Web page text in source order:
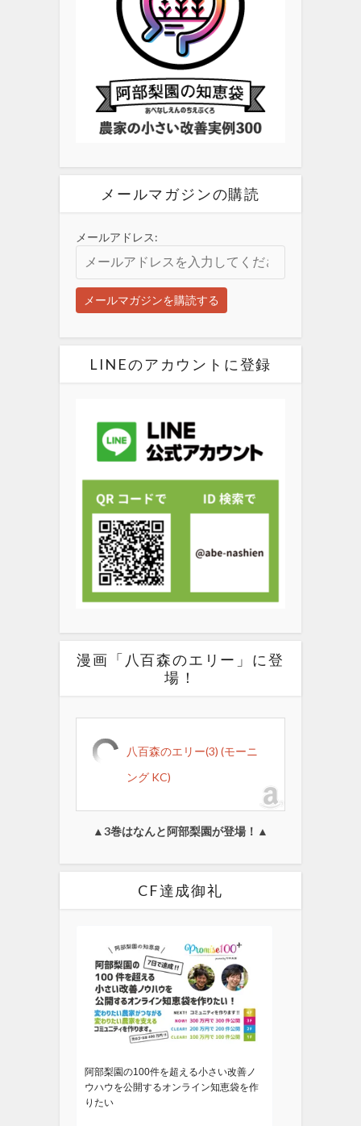
メールマガジンの購読
メールアドレス:
LINEのアカウントに登録
漫画「八百森のエリー」に登
場！
八百森のエリー(3) (モーニ
ング KC)
▲3巻はなんと阿部梨園が登場！▲
CF達成御礼